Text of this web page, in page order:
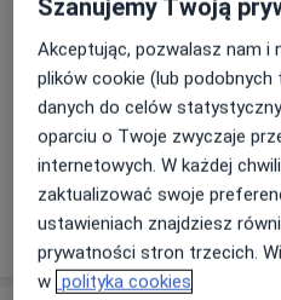
Konsultacja urologiczna
300 zł Szczegóły
Operacja stulejki
1 500 zł Szczegóły
W jaki sposób ustalane
Szanujemy Twoją
Akceptując, pozwalasz nam i
plików cookie (lub
danych do celów
oparciu o Twoje zwyczaje
internetowych. W każdej
zaktualizować swoje
ustawieniach znajdziesz
prywatności stron trzecich.
w polityka cookies